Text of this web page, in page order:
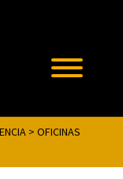
> OFICINAS